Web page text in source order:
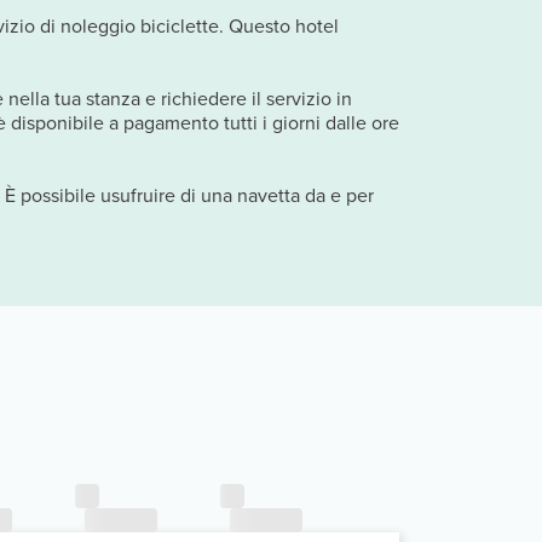
di noleggio biciclette. Questo hotel
tua stanza e richiedere il servizio in
disponibile a pagamento tutti i giorni dalle ore
possibile usufruire di una navetta da e per